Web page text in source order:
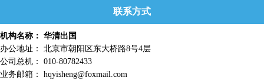
联系方式
机构名称： 华清出国
办公地址： 北京市朝阳区东大桥路8号4层
公司总机： 010-80782433
业务邮箱： hqyisheng@foxmail.com